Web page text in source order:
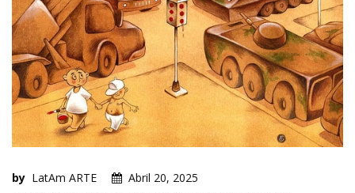
by LatAm ARTE Abril 20, 2025